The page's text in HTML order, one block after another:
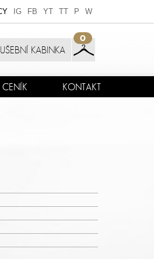
IG FB YT TT P W
0
KABINKA
CENÍK KONTAKT